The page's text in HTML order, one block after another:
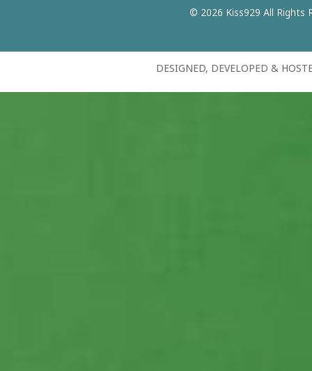
© 2026 Kiss929 All Rights
DESIGNED, DEVELOPED &